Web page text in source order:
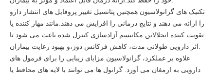
تکنیک های گرانولاسیون همچنین پتانسیل تغییر پروفایل های انتشار دارو
را ارائه می دهند و نتایج درمانی را افزایش می دهند.مانند مهار کننده یا
تقویت کننده انحلالاین مکانیسم آزادسازی کنترل شده باعث می شود تا
علاوه بر عملکرد، گرانولاسیون مزایای زیبایی را برای فرمول های
دارویی به ارمغان می آورد. گرانول ها می توانند با لایه های محافظ یا